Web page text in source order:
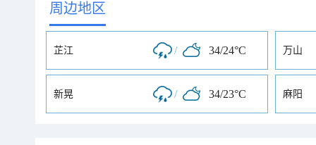
周边地区
芷江 / 34/24°C 万山
新晃 / 34/23°C 麻阳